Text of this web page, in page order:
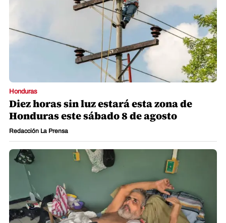
Honduras
Diez horas sin luz estará esta zona de
Honduras este sábado 8 de agosto
Redacción La Prensa